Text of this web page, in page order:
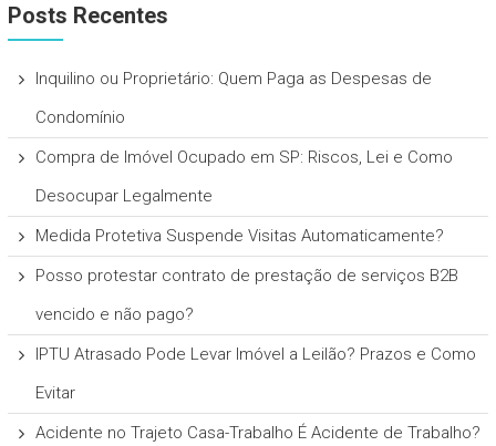
Posts Recentes
Inquilino ou Proprietário: Quem Paga as Despesas de
Condomínio
Compra de Imóvel Ocupado em SP: Riscos, Lei e Como
Desocupar Legalmente
Medida Protetiva Suspende Visitas Automaticamente?
Posso protestar contrato de prestação de serviços B2B
vencido e não pago?
IPTU Atrasado Pode Levar Imóvel a Leilão? Prazos e Como
Evitar
Acidente no Trajeto Casa-Trabalho É Acidente de Trabalho?